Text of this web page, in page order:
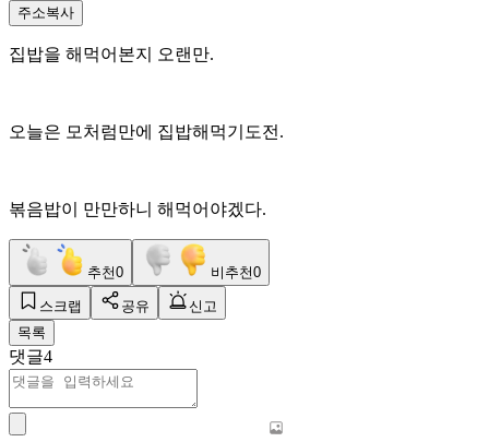
주소복사
집밥을 해먹어본지 오랜만.
오늘은 모처럼만에 집밥해먹기도전.
볶음밥이 만만하니 해먹어야겠다.
추천0 비추천0
스크랩 공유
신고
목록
댓글4